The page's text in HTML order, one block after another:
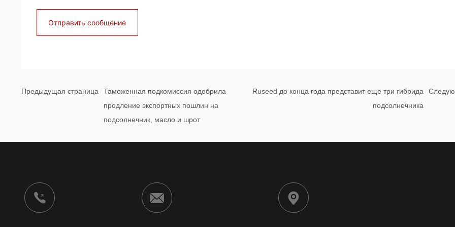
Отправить сообщение
Предыдущая страница
Таможенная подкомиссия одобрила
продление экспортных пошлин на
подсолнечник, масло и шрот
Ruseed до конца года представит еще три гибрида
подсолнечника